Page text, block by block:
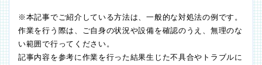
※本記事でご紹介している方法は、一般的な対処法の例です。
作業を行う際は、ご自身の状況や設備を確認のうえ、無理のな
い範囲で行ってください。
記事内容を参考に作業を行った結果生じた不具合やトラブルに